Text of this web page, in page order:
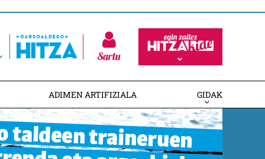
Sartu
ADIMEN ARTIFIZIALA GIDAK